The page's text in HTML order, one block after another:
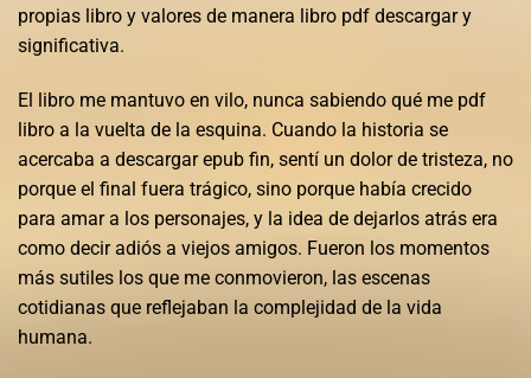
propias libro y valores de manera libro pdf descargar y
significativa.
El libro me mantuvo en vilo, nunca sabiendo qué me pdf
libro a la vuelta de la esquina. Cuando la historia se
acercaba a descargar epub fin, sentí un dolor de tristeza, no
porque el final fuera trágico, sino porque había crecido
para amar a los personajes, y la idea de dejarlos atrás era
como decir adiós a viejos amigos. Fueron los momentos
más sutiles los que me conmovieron, las escenas
cotidianas que reflejaban la complejidad de la vida
humana.